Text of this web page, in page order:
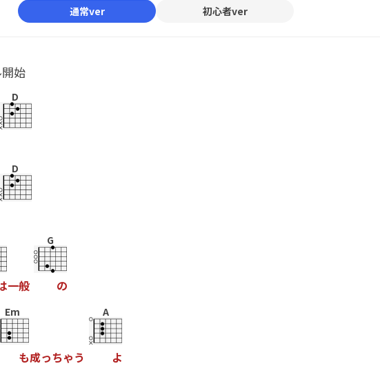
通常ver 初心者ver
始
D
D
一般
G
の
Em
も成っちゃう
A
よ